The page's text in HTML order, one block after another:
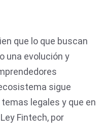
que lo que buscan
una evolución y
sigue
legales y que en
Fintech, por